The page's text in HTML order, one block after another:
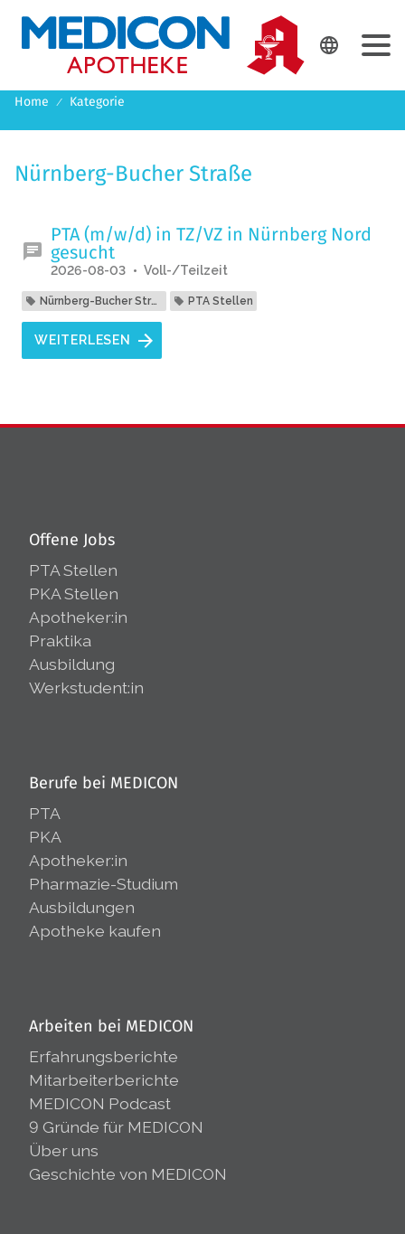

DE EN
Home Kategorie
Nürnberg-Bucher Straße
PTA (m/w/d) in TZ/VZ in Nürnberg Nord
gesucht
2026-08-03 Voll-/Teilzeit
Nürnberg-Bucher Straße PTA Stellen
WEITERLESEN
Offene Jobs
PTA Stellen
PKA Stellen
Apotheker:in
Praktika
Ausbildung
Werkstudent:in
Berufe bei MEDICON
PTA
PKA
Apotheker:in
Pharmazie-Studium
Ausbildungen
Apotheke kaufen
Arbeiten bei MEDICON
Erfahrungsberichte
Mitarbeiterberichte
MEDICON Podcast
9 Gründe für MEDICON
Über uns
Geschichte von MEDICON